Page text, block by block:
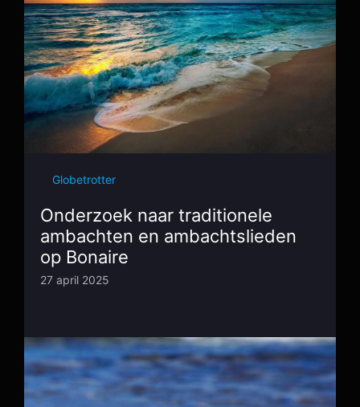
Globetrotter
Onderzoek naar traditionele
ambachten en ambachtslieden
op Bonaire
27 april 2025